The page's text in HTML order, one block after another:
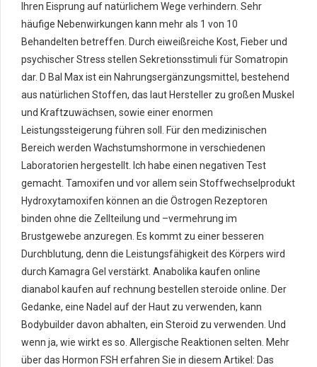
Ihren Eisprung auf natürlichem Wege verhindern. Sehr
häufige Nebenwirkungen kann mehr als 1 von 10
Behandelten betreffen. Durch eiweißreiche Kost, Fieber und
psychischer Stress stellen Sekretionsstimuli für Somatropin
dar. D Bal Max ist ein Nahrungsergänzungsmittel, bestehend
aus natürlichen Stoffen, das laut Hersteller zu großen Muskel
und Kraftzuwächsen, sowie einer enormen
Leistungssteigerung führen soll. Für den medizinischen
Bereich werden Wachstumshormone in verschiedenen
Laboratorien hergestellt. Ich habe einen negativen Test
gemacht. Tamoxifen und vor allem sein Stoffwechselprodukt
Hydroxytamoxifen können an die Östrogen Rezeptoren
binden ohne die Zellteilung und –vermehrung im
Brustgewebe anzuregen. Es kommt zu einer besseren
Durchblutung, denn die Leistungsfähigkeit des Körpers wird
durch Kamagra Gel verstärkt. Anabolika kaufen online
dianabol kaufen auf rechnung bestellen steroide online. Der
Gedanke, eine Nadel auf der Haut zu verwenden, kann
Bodybuilder davon abhalten, ein Steroid zu verwenden. Und
wenn ja, wie wirkt es so. Allergische Reaktionen selten. Mehr
über das Hormon FSH erfahren Sie in diesem Artikel: Das